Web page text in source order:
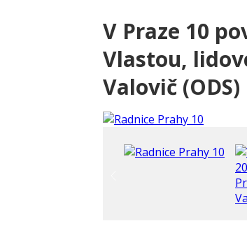
V Praze 10
Vlastou,
Valovič (ODS)